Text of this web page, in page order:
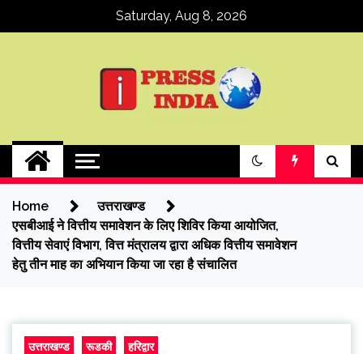
Saturday, Aug 8, 2026
ipressindia
Home
उत्तराखण्ड
एसबीआई ने वित्तीय समावेशन के लिए शिविर किया आयोजित,
वित्तीय सेवाएं विभाग, वित्त मंत्रालय द्वारा अधिक वित्तीय समावेशन
हेतु तीन माह का अभियान किया जा रहा है संचालित
उत्तराखण्ड रूडकी हरिद्वार